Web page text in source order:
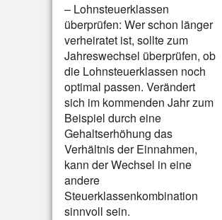
– Lohnsteuerklassen
überprüfen: Wer schon länger
verheiratet ist, sollte zum
Jahreswechsel überprüfen, ob
die Lohnsteuerklassen noch
optimal passen. Verändert
sich im kommenden Jahr zum
Beispiel durch eine
Gehaltserhöhung das
Verhältnis der Einnahmen,
kann der Wechsel in eine
andere
Steuerklassenkombination
sinnvoll sein.